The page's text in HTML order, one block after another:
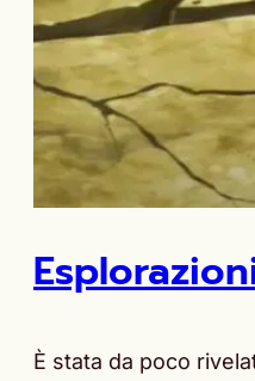
È stata da poco